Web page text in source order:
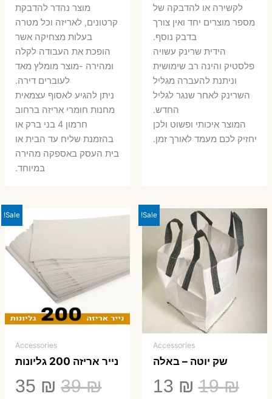
לקשירה או להדבקה של
מספר מוצרים יחד ואין צורך
בדבק נוסף.
הידית שרינק עשויה
פלסטיק והינה רב שימושית
וניתנת להעברה מגליל
השרינק לאחר שנגר לגליל
החדש.
המוצר איכותי ופשוט ולכן
יחזיק לכם מעמד לאורך זמן.
מוצר נהדר להדבקת
קרטונים, לאריזה וכל מטרה
בעלות מצחיקה אשר
הופכת את העבודה לקלה
ומהירה -מוצר מומלץ מאד
לעוברים דירה.
ניתן להגיע לאסוף עצמאית
מחנות חומרי אריזה ברחוב
חרמון 4 בני ברק או
בהזמנת שליח עד הבית או
בית העסק באספקה מהירה
במיוחד.
Sale!
Accessories
שק יוטה – באלה
19₪
המחיר
13 ₪
Sale!
Accessories
נייר אריזה 200 גליונות
39₪
המחיר
35 ₪